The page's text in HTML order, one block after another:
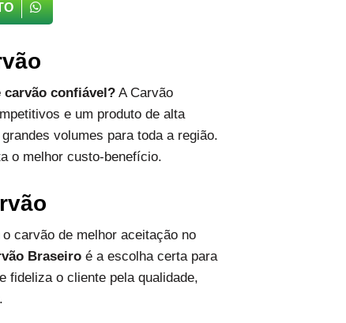
carvão confiável?A Carvão
e um produto de alta
volumes para toda a região.
o melhor custo-benefício.
carvão de melhor aceitação no
Braseiroé a escolha certa para
fideliza o cliente pela qualidade,